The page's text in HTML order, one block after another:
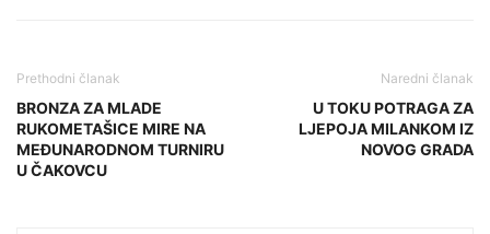
Prethodni članak
BRONZA ZA MLADE
RUKOMETAŠICE MIRE NA
MEĐUNARODNOM TURNIRU
U ČAKOVCU
Naredni članak
U TOKU POTRAGA ZA
LJEPOJA MILANKOM IZ
NOVOG GRADA